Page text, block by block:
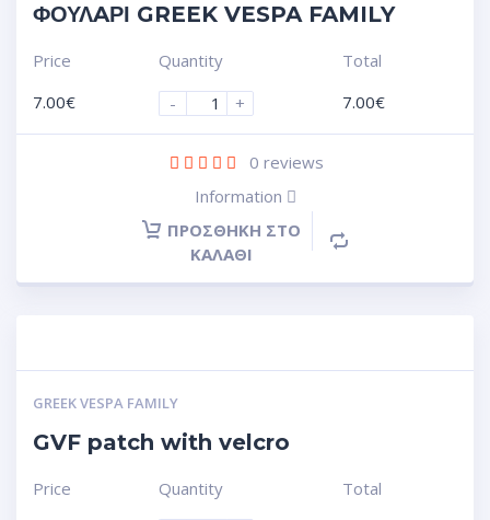
ΦΟΥΛAΡΙ GREEK VESPA FAMILY
Price
7.00€
Quantity
-
+
Total
7.00€
0 reviews
Information
ΠΡΟΣΘΉΚΗ ΣΤΟ
ΚΑΛΆΘΙ
GREEK VESPA FAMILY
GVF patch with velcro
Price
Quantity
Total